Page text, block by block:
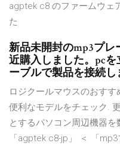
agptek c8 のファームウェ
た
新品未開封のmp3プレ
近購入しました。pc
ーブルで製品を接続し
ロジクールマウスのおす
便利なモデルをチェック.
とするパソコン周辺機器を
「agptek c8-jp」 ＜ 「